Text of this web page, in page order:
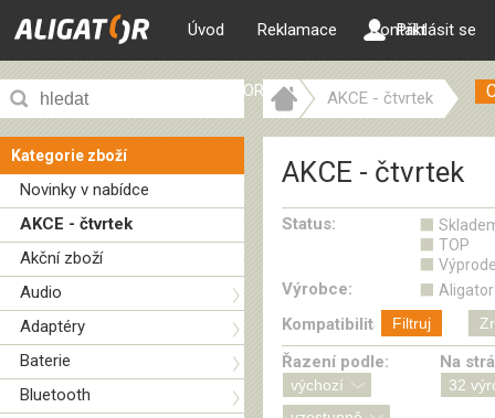
Úvod Reklamace Kontakt
ALIGATOR web
Přihlásit se
Kategorie zboží
Novinky v nabídce
AKCE - čtvrtek
Akční zboží
Audio
Adaptéry
Baterie
Bluetooth
AKCE - čtvrtek
AKCE - čtvrtek
Status:
TOP
Výrobce: Aligator
Kompatibilita: Filtruj
Řazení podle: Na